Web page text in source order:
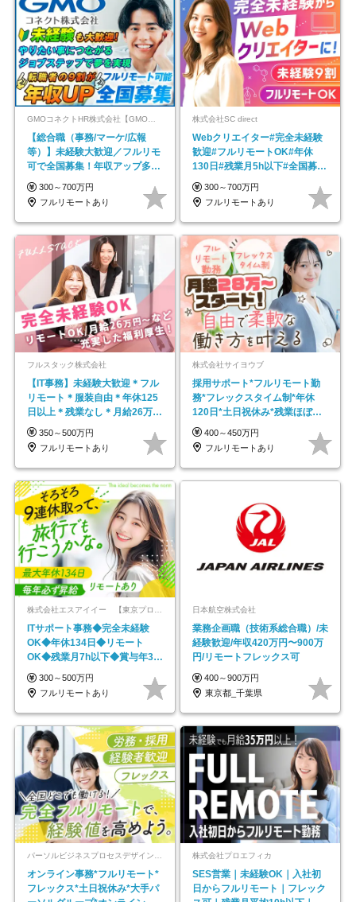
GMOコネクトHR株式会社【GMOインターネットグループ】
【総合職（事務/マーケ/広報
等）】未経験大歓迎／フルリモ
可で全国募集！年収アップ多数
★年休最大130日★
300～700万円
フルリモートあり
株式会社SC direct
Webクリエイター#完全未経験
歓迎#フルリモートOK#年休
130日#残業月5h以下#全国募集
#最大1年の研修
300～700万円
フルリモートあり
フルスタック株式会社
【IT事務】未経験大歓迎＊フル
リモート＊服装自由＊年休125
日以上＊残業なし＊月給26万円
以上
350～500万円
フルリモートあり
株式会社サイヨウブ
採用サポート*フルリモート勤
務*フレックスタイム制*年休
120日*土日祝休み*残業ほぼな
し*育児中社員8割以上
400～450万円
フルリモートあり
株式会社エスアイイー 【東京プロマーケット上場】
ITサポート事務◆完全未経験
OK◆年休134日◆リモート
OK◆残業月7h以下◆賞与年3回
◆5年目まで必ず昇給
300～500万円
フルリモートあり
日本航空株式会社
業務企画職（技術系総合職）/未
経験歓迎/年収420万円〜900万
円/リモートフレックス可
400～900万円
東京都_千葉県
オンライン事務*フルリモート*
フレックス*土日祝休み*大手パ
株式会社プロエフィカ
SES営業｜未経験OK｜入社初
日からフルリモート｜フレック